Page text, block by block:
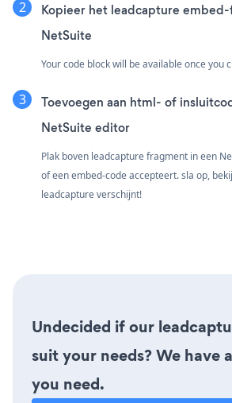
Kopieer het leadcapture
NetSuite
Your code block will be available once you
Toevoegen aan html- of
NetSuite editor
Plak boven leadcapture fragment in een
of een embed-code accepteert. sla op,
leadcapture verschijnt!
Undecided if our
suit your needs? We have
you need.